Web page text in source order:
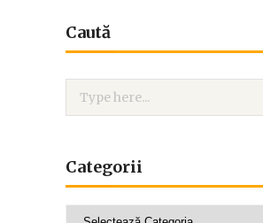
Caută
Categorii
Categorii